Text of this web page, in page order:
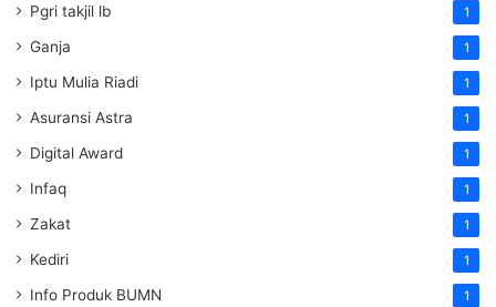
Pgri takjil lb 1
Ganja 1
Iptu Mulia Riadi 1
Asuransi Astra 1
Digital Award 1
Infaq 1
Zakat 1
Kediri 1
Info Produk BUMN 1